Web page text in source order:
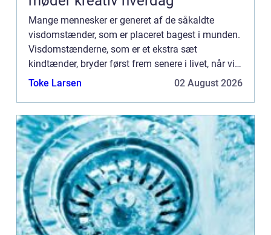
Mange mennesker er generet af de såkaldte
visdomstænder, som er placeret bagest i munden.
Visdomstænderne, som er et ekstra sæt
kindtænder, bryder først frem senere i livet, når vi
er blevet ældre og m...
Toke Larsen 02 August 2026